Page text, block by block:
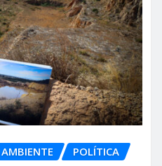
POLÍTICA